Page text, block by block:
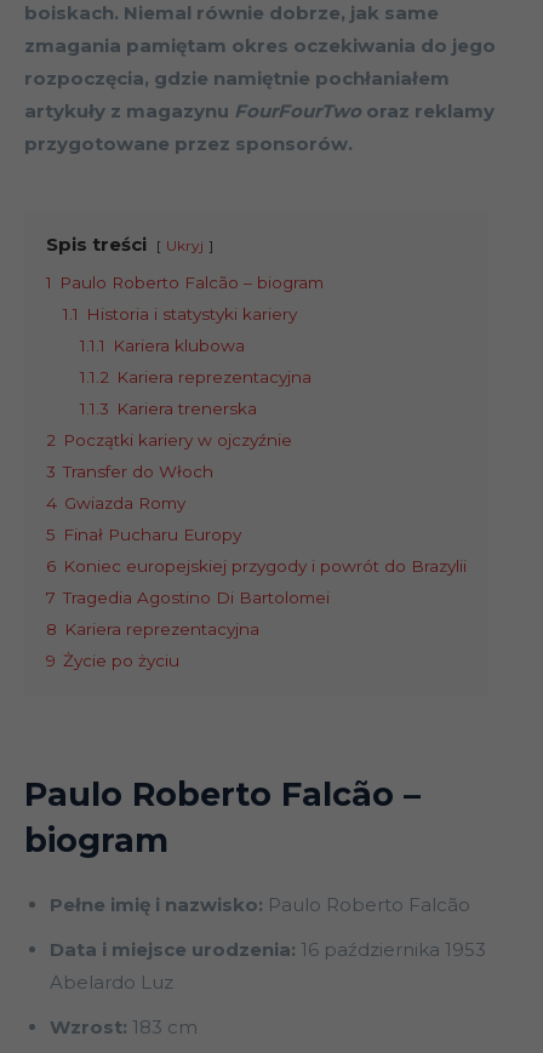
boiskach. Niemal równie dobrze, jak same
zmagania pamiętam okres oczekiwania do jego
rozpoczęcia, gdzie namiętnie pochłaniałem
artykuły z magazynu FourFourTwo oraz reklamy
przygotowane przez sponsorów.
Spis treści Ukryj
1
Paulo Roberto Falcão – biogram
1.1
Historia i statystyki kariery
1.1.1
Kariera klubowa
1.1.2 Kariera reprezentacyjna
1.1.3 Kariera trenerska
2 Początki kariery w ojczyźnie
3 Transfer do Włoch
4 Gwiazda Romy
5 Finał Pucharu Europy
6 Koniec europejskiej przygody i powrót do Brazylii
7 Tragedia Agostino Di Bartolomei
8 Kariera reprezentacyjna
9 Życie po życiu
Paulo Roberto Falcão –
biogram
Pełne imię i nazwisko: Paulo Roberto Falcão
Data i miejsce urodzenia: 16 października 1953
Abelardo Luz
Wzrost: 183 cm